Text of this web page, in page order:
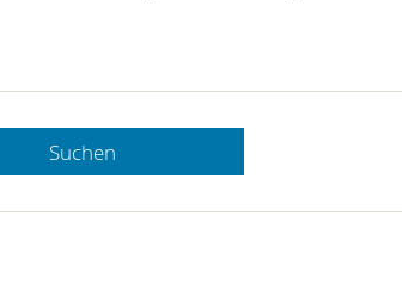
Suchen